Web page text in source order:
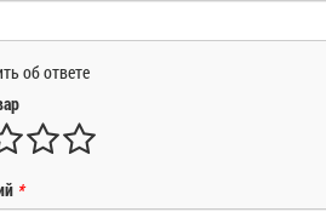
об ответе
*